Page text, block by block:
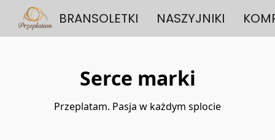
BRANSOLETKI NASZYJNIKI
Serce marki
Przeplatam. Pasja w każdym splocie